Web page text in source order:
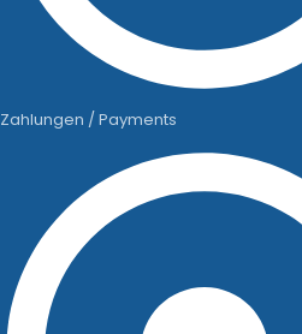
Zahlungen / Payments